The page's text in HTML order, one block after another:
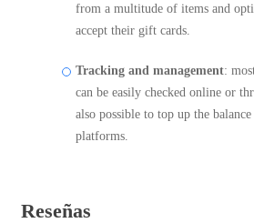
from a multitude of items and
accept their gift cards.
Tracking and management:
can be easily checked online or
also possible to top up the
platforms.
Reseñas